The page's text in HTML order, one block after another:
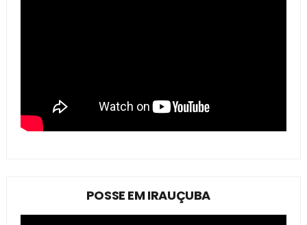
POSSE EM IRAUÇUBA